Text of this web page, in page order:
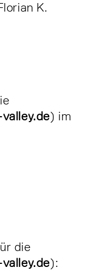
K.
) im
die
):